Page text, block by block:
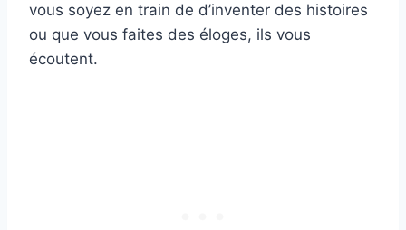
vous soyez en train de d’inventer des histoires
ou que vous faites des éloges, ils vous
écoutent.